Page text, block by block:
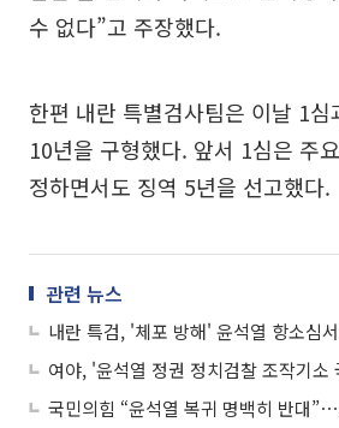
수 없다”고 주장했다.
한편 내란 특별검사팀은 이날 1심
10년을 구형했다. 앞서 1심은 주
정하면서도 징역 5년을 선고했다.
관련 뉴스
여야, '윤석열 정권 정치검찰 조작기소
국민의힘 “윤석열 복귀 명백히 반대